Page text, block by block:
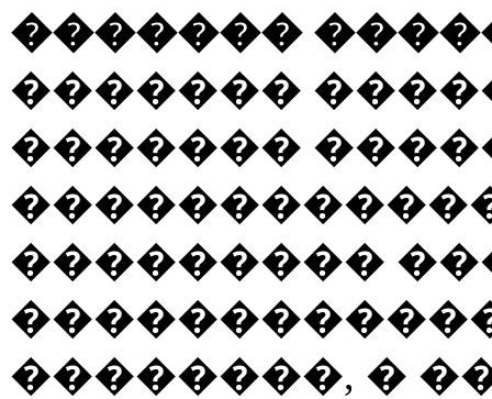
�������
�������
�������
���������
��������, �